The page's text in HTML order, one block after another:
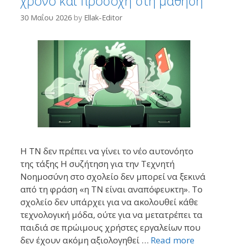
30 Μαΐου 2026 by Ellak-Editor
Η ΤΝ δεν πρέπει να γίνει το νέο αυτονόητο
της τάξης Η συζήτηση για την Τεχνητή
Νοημοσύνη στο σχολείο δεν μπορεί να ξεκινά
από τη φράση «η ΤΝ είναι αναπόφευκτη». Το
σχολείο δεν υπάρχει για να ακολουθεί κάθε
τεχνολογική μόδα, ούτε για να μετατρέπει τα
παιδιά σε πρώιμους χρήστες εργαλείων που
δεν έχουν ακόμη αξιολογηθεί … Read more